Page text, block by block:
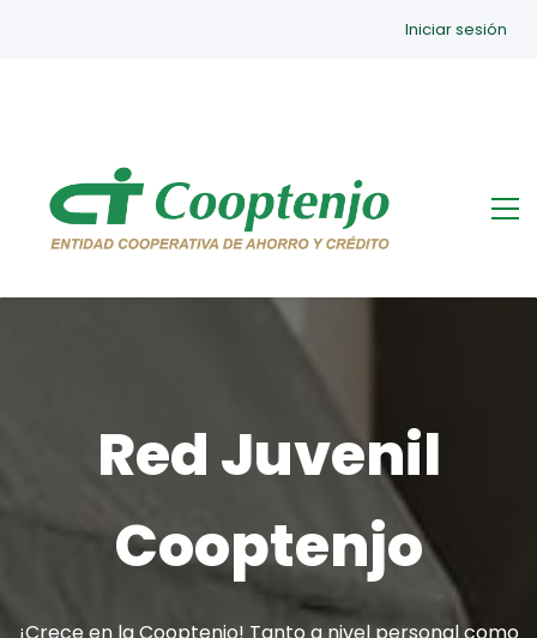
Iniciar sesión
Red Juvenil
Cooptenjo
¡Crece en la Cooptenjo! Tanto a nivel personal como